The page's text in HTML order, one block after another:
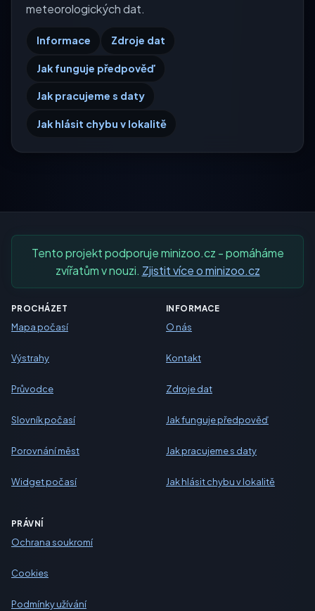
meteorologických dat.
Informace Zdroje dat
Jak funguje předpověď
Jak pracujeme s daty
Jak hlásit chybu v lokalitě
Tento projekt podporuje minizoo.cz - pomáháme
zvířatům v nouzi. Zjistit více o minizoo.cz
PROCHÁZET
Mapa počasí
Výstrahy
Průvodce
Slovník počasí
Porovnání měst
Widget počasí
INFORMACE
O nás
Kontakt
Zdroje dat
Jak funguje předpověď
Jak pracujeme s daty
Jak hlásit chybu v lokalitě
PRÁVNÍ
Ochrana soukromí
Cookies
Podmínky užívání